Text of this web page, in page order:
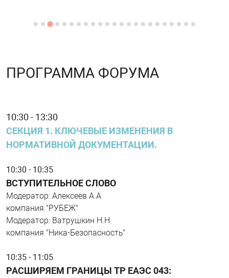
ПРОГРАММА ФОРУМА
10:30 - 13:30
СЕКЦИЯ 1. КЛЮЧЕВЫЕ ИЗМЕНЕНИЯ В
НОРМАТИВНОЙ ДОКУМЕНТАЦИИ.
10:30 - 10:35
ВСТУПИТЕЛЬНОЕ СЛОВО
Модератор: Алексеев А.А
компания "РУБЕЖ"
Модератор: Ватрушкин Н.Н.
компания "Ника-Безопасность"
10:35 - 11:05
РАСШИРЯЕМ ГРАНИЦЫ ТР ЕАЭС 043: